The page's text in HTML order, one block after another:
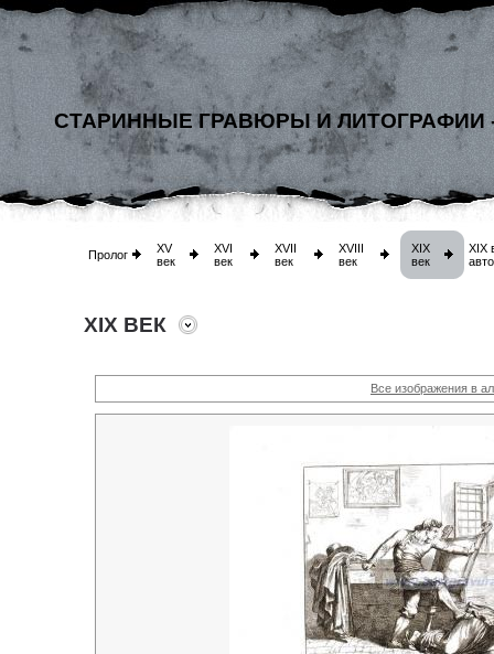
СТАРИННЫЕ ГРАВЮРЫ И ЛИТОГРАФИИ
Пролог
XV
век
XVI
век
XVII
век
XVIII
век
XIX
век
XIX
XIX ВЕК
Все изображения в